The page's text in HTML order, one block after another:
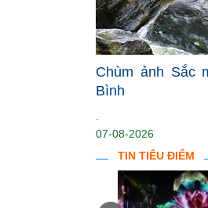
Chùm ảnh Sắc
Bình
.
07-08-2026
TIN TIÊU ĐIỂM